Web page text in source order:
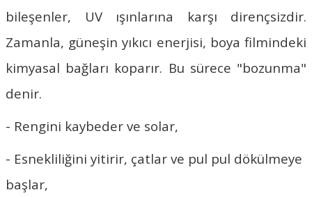
bileşenler, UV ışınlarına karşı dirençsizdir.
Zamanla, güneşin yıkıcı enerjisi, boya filmindeki
kimyasal bağları koparır. Bu sürece "bozunma"
denir.
- Rengini kaybeder ve solar,
- Esnekliliğini yitirir, çatlar ve pul pul dökülmeye
başlar,